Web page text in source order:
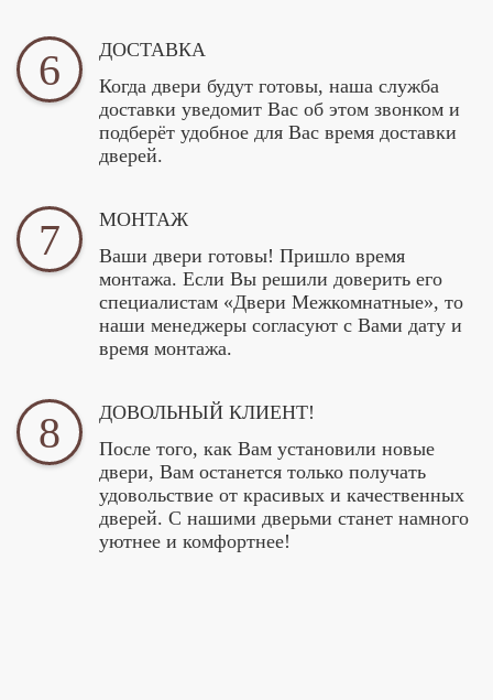
6
ДОСТАВКА
Когда двери будут готовы, наша служба
доставки уведомит Вас об этом звонком и
подберёт удобное для Вас время доставки
дверей.
7
МОНТАЖ
Ваши двери готовы! Пришло время
монтажа. Если Вы решили доверить его
специалистам «Двери Межкомнатные», то
наши менеджеры согласуют с Вами дату и
время монтажа.
8
ДОВОЛЬНЫЙ КЛИЕНТ!
После того, как Вам установили новые
двери, Вам останется только получать
удовольствие от красивых и качественных
дверей. С нашими дверьми станет намного
уютнее и комфортнее!